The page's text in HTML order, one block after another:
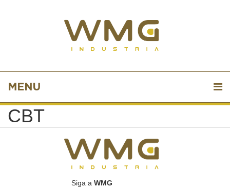
MENU
CBT
Siga a WMG